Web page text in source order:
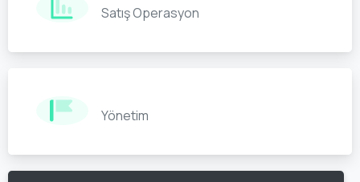
Satış Operasyon
Yönetim